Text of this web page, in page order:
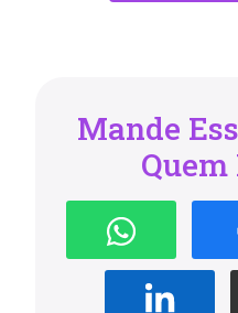
Mande